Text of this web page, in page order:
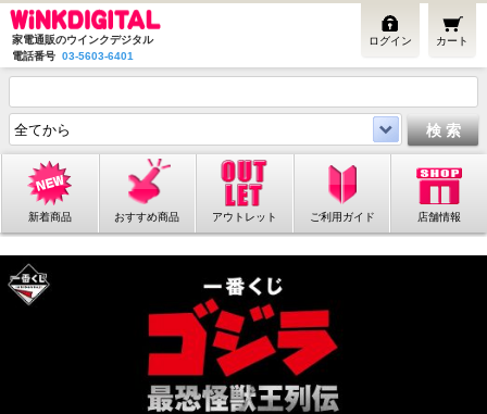
家電通販のウインクデジタル
電話番号 03-5603-6401
カート
ログイン
新着商品 おすすめ商品 アウトレット ご利用ガイド 店舗情報